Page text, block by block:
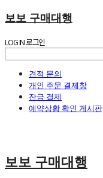
보보 구매대행
LOG IN로그인
견적 문의
개인 주문 결제창
잔금 결제
예약상황 확인 게시판
보보 구매대행